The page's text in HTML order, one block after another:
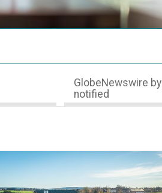
GlobeNewswire by
notified